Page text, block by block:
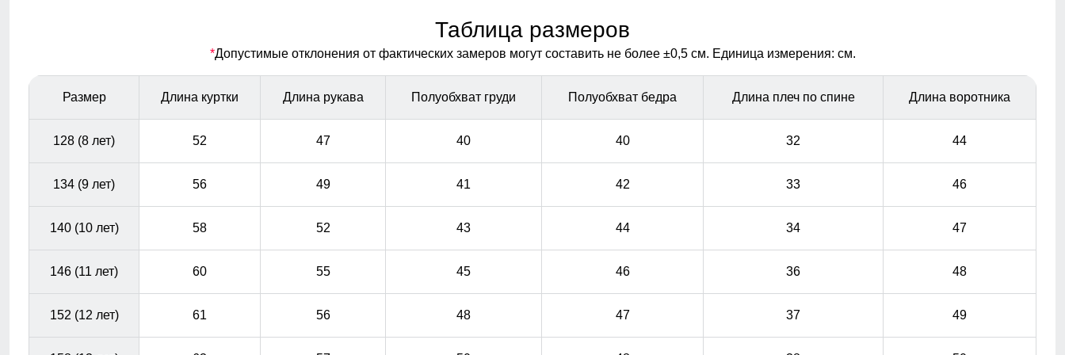
Полукомбинезон детский зимний имеет регулируемые
бретели и спинку, застежку молнию, боковые карманы
превосходную защиту при мокром снеге или ледяном
дожде и оперативно отводит влагу от тела наружу,
сохраняя тепло и комфорт.
превосходную защиту при мокром снеге или ледяном
дожде и оперативно отводит влагу от тела наружу,
сохраняя тепло и комфорт.
Подкладка характеризуются следующими качествами
вызывать аллергические реакции.
Таблица размеров
*Допустимые отклонения от фактических замеров могут составить не более ±0,5 см. Единица измерения: см.
Размер Длина куртки Длина рукава Полуобхват груди Полуобхват бедра Длина плеч по спине Длина воротника
128 (8 лет) 52 47 40 40 32 44
134 (9 лет) 56 49 41 42 33 46
140 (10 лет) 58 52 43 44 34 47
146 (11 лет) 60 55 45 46 36 48
152 (12 лет) 61 56 48 47 37 49